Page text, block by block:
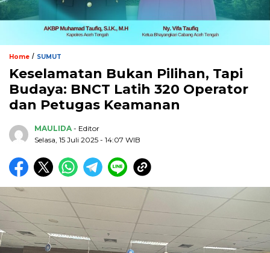
Home / SUMUT
Keselamatan Bukan Pilihan, Tapi
Budaya: BNCT Latih 320 Operator
dan Petugas Keamanan
MAULIDA - Editor
Selasa, 15 Juli 2025 - 14:07 WIB